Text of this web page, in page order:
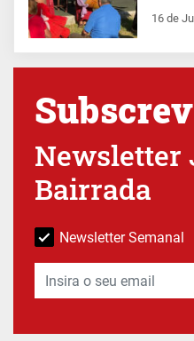
16 de
Newsletter
Bairrada
Newsletter Semanal